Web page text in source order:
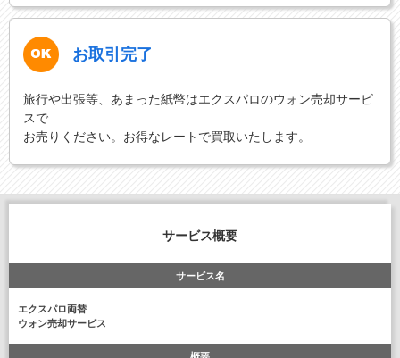
お取引完了
旅行や出張等、あまった紙幣はエクスパロのウォン売却サービ
スで
お売りください。お得なレートで買取いたします。
サービス概要
サービス名
エクスパロ両替
ウォン売却サービス